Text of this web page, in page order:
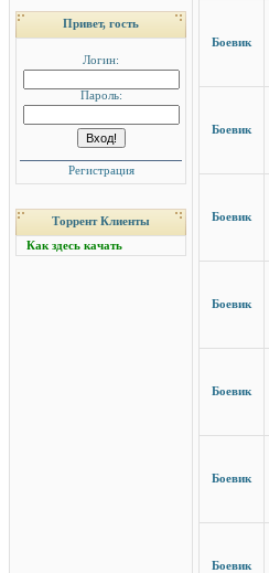
Привет, гость
Логин:
Пароль:
Регистрация
Торрент Клиенты
Как здесь качать
Боевик
Боевик
Боевик
Боевик
Боевик
Боевик
Боевик